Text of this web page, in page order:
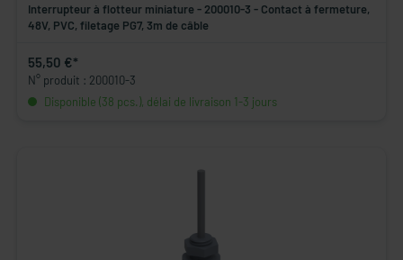
Interrupteur à flotteur miniature - 200010-3 - Contact à fermeture,
48V, PVC, filetage PG7, 3m de câble
55,50 €*
N° produit : 200010-3
Disponible (38 pcs.), délai de livraison 1-3 jours